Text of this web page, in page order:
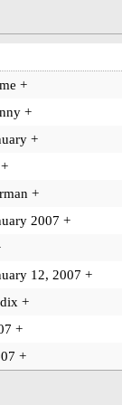
+
+
+
+
+
2007 +
12, 2007+
+
+
+